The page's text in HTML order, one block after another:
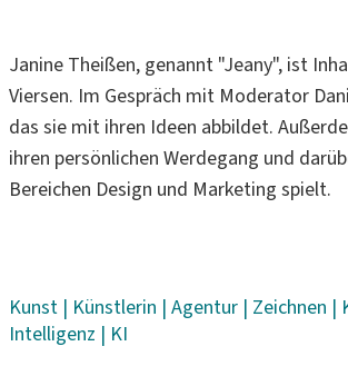
Janine Theißen, genannt "Jeany", ist
Viersen. Im Gespräch mit Moderator
das sie mit ihren Ideen abbildet.
ihren persönlichen Werdegang und
Bereichen Design und Marketing spielt.
Kunst | Künstlerin |Agentur | Zeichnen |
Intelligenz | KI